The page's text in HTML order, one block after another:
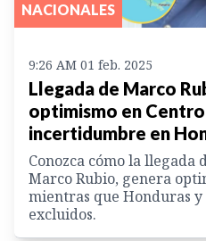
NACIONALES
9:26 AM 01 feb. 2025
Llegada de Marco
optimismo en
incertidumbre en
Conozca cómo la llegada
Marco Rubio, genera
mientras que Honduras
excluidos.